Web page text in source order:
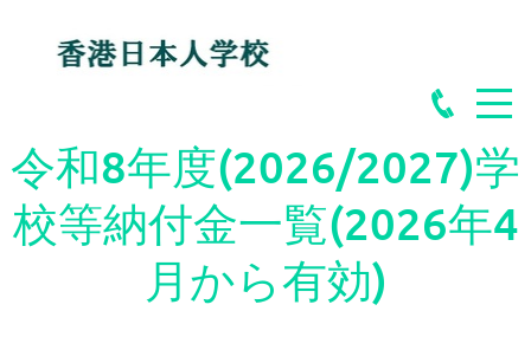
令和8年度(2026/2027)学
校等納付金一覧(2026年4
月から有効)